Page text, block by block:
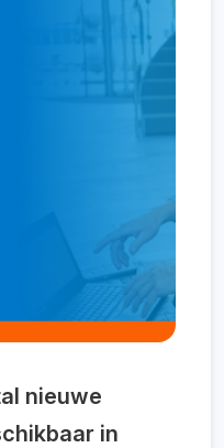
nieuwe
in